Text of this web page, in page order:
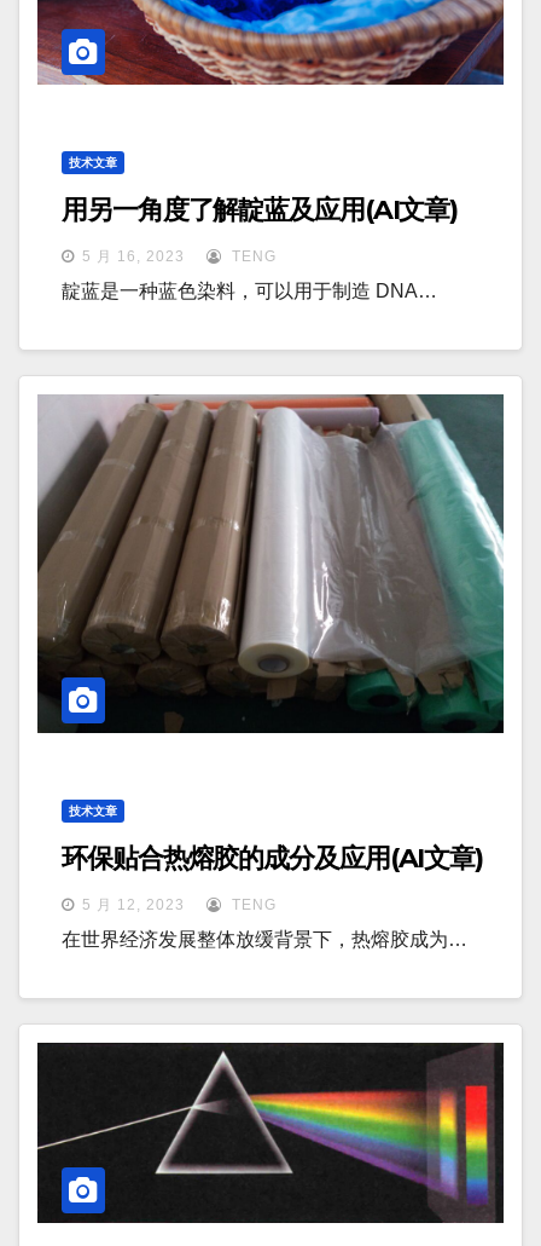
技术文章
用另一角度了解靛蓝及应用(AI文章)
5 月 16, 2023 TENG
靛蓝是一种蓝色染料，可以用于制造 DNA…
技术文章
环保贴合热熔胶的成分及应用(AI文章)
5 月 12, 2023 TENG
在世界经济发展整体放缓背景下，热熔胶成为…